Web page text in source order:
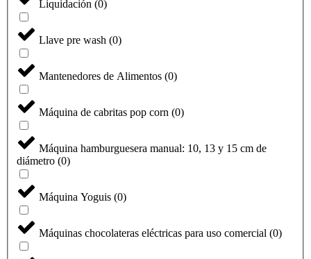
Liquidación (0)
Llave pre wash (0)
Mantenedores de Alimentos (0)
Máquina de cabritas pop corn (0)
Máquina hamburguesera manual: 10, 13 y 15 cm de
diámetro (0)
Máquina Yoguis (0)
Máquinas chocolateras eléctricas para uso comercial (0)